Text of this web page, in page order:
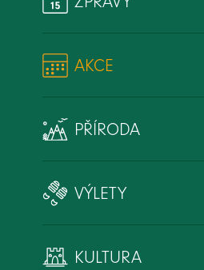
AKCE
PŘÍRODA
VÝLETY
KULTURA